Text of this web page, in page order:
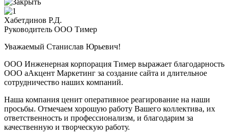
Хабетдинов Р.Д.
Руководитель ООО Тимер
Уважаемый Станислав Юрьевич!
ООО Инженерная корпорация Тимер выражает благодарность
ООО аАкцент Маркетинг за создание сайта и длительное
сотрудничество наших компаний.
Наша компания ценит оперативное реагирование на наши
просьбы. Отмечаем хорошую работу Вашего коллектива, их
ответственность и профессионализм, и благодарим за
качественную и творческую работу.